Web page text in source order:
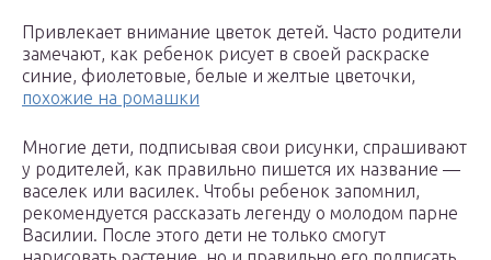
Привлекает внимание цветок детей. Часто родители
замечают, как ребенок рисует в своей раскраске
синие, фиолетовые, белые и желтые цветочки,
похожие на ромашки
Многие дети, подписывая свои рисунки, спрашивают
у родителей, как правильно пишется их название —
васелек или василек. Чтобы ребенок запомнил,
рекомендуется рассказать легенду о молодом парне
Василии. После этого дети не только смогут